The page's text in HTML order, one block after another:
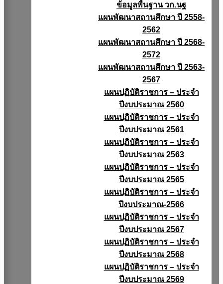
ข้อมูลพื้นฐาน วก.นฐ
แผนพัฒนาสถานศึกษา ปี 2558-
2562
แผนพัฒนาสถานศึกษา ปี 2568-
2572
แผนพัฒนาสถานศึกษา ปี 2563-
2567
แผนปฏิบัติราชการ – ประจำ
ปีงบประมาณ 2560
แผนปฏิบัติราชการ – ประจำ
ปีงบประมาณ 2561
แผนปฏิบัติราชการ – ประจำ
ปีงบประมาณ 2563
แผนปฏิบัติราชการ – ประจำ
ปีงบประมาณ 2565
แผนปฏิบัติราชการ – ประจำ
ปีงบประมาณ-2566
แผนปฏิบัติราชการ – ประจำ
ปีงบประมาณ 2567
แผนปฏิบัติราชการ – ประจำ
ปีงบประมาณ 2568
แผนปฏิบัติราชการ – ประจำ
ปีงบประมาณ 2569